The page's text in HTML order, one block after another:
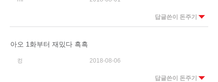
답글쓴이 돈주기
아오 1화부터 재밌다 흑흑
컹 2018-08-06
답글쓴이 돈주기